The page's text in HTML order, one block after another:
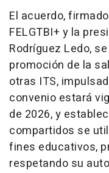
El acuerdo,
FELGTBI+ y la
Rodríguez Ledo,
promoción de la
otras ITS,
convenio estará
de 2026, y
compartidos se
fines educativos,
respetando su